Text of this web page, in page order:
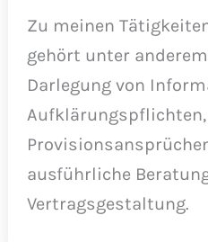
Zu meinen
gehört unter
Darlegung von
ausführliche
Vertragsgestaltung.